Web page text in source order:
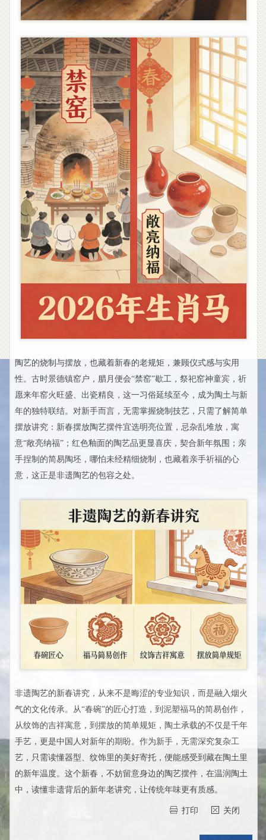
陶艺的烧制与摆放，也藏着新春的老规矩，兼顾仪式感与实用
性。古时景德镇窑户，腊月便会“禁窑”歇工，祭祀窑神童宾，祈
愿来年窑火旺盛、出瓷精良，这一习俗延续至今，成为陶土与新
年的独特联结。对新手而言，无需掌握烧制技艺，只需了解简单
摆放讲究：新春摆放陶艺摆件宜选明亮位置，忌杂乱堆放，寓
意“敞亮纳福”；红色釉面的陶艺品更显喜庆，契合新年氛围；亲
手捏制的简易陶坯，哪怕未经精细烧制，也藏着亲手祈福的心
意，这正是非遗陶艺的包容之处。
非遗陶艺的新春讲究，从来不是晦涩的专业知识，而是融入烟火
气的文化传承。从“春碗”的匠心打造，到泥塑福马的简易创作，
从纹饰的吉祥寓意，到摆放的简单规矩，陶土承载的不仅是千年
手艺，更是中国人对新年的期盼。作为新手，无需深究复杂工
艺，只需读懂器型、纹饰里的美好寄托，便能感受到藏在陶土里
的新年温度。这个新春，不妨留意身边的陶艺摆件，在温润陶土
中，读懂非遗背后的新年老讲究，让传统年味更有质感。
打印 关闭